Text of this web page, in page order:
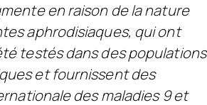
en raison de la nature
aphrodisiaques, qui ont
testés dans des populations
et fournissent des
des maladies 9 et